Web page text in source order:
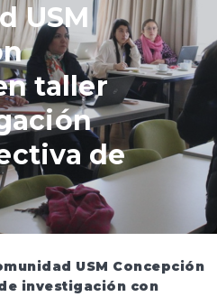
USM
taller
de
USM Concepción
investigación con